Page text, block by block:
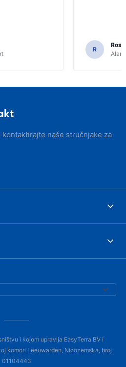
R
naše stručnjake za
i kojom upravlja EasyTerra BV i
komori Leeuwarden, Nizozemska, broj
01104443